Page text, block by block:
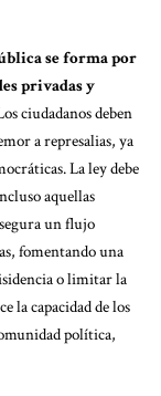
se forma por
privadas y
ciudadanos deben
a represalias, ya
La ley debe
aquellas
un flujo
fomentando una
o limitar la
la capacidad de los
política,